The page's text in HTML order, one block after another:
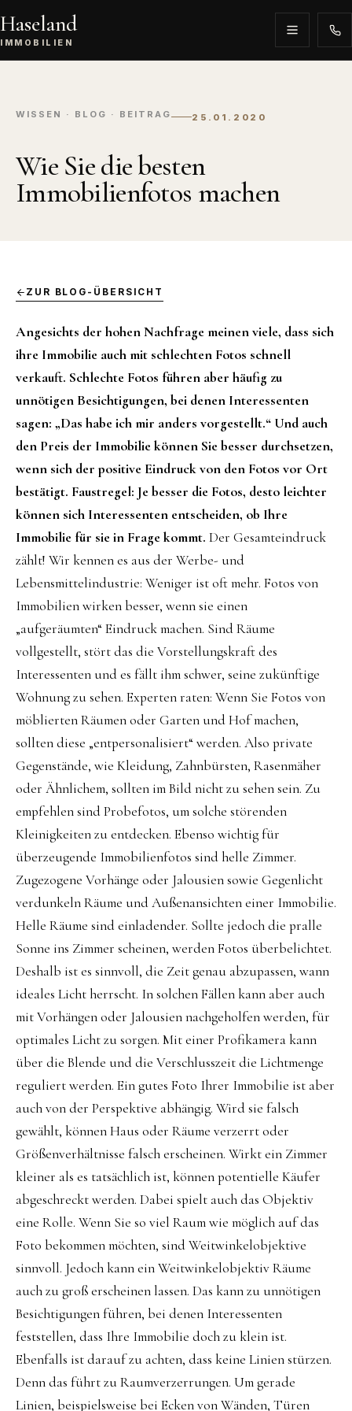
Haseland
IMMOBILIEN
WISSEN · BLOG · BEITRAG 25.01.2020
Wie Sie die besten
Immobilienfotos machen
ZUR BLOG-ÜBERSICHT
Angesichts der hohen Nachfrage meinen viele, dass sich
ihre Immobilie auch mit schlechten Fotos schnell
verkauft. Schlechte Fotos führen aber häufig zu
unnötigen Besichtigungen, bei denen Interessenten
sagen: „Das habe ich mir anders vorgestellt.“ Und auch
den Preis der Immobilie können Sie besser durchsetzen,
wenn sich der positive Eindruck von den Fotos vor Ort
bestätigt. Faustregel: Je besser die Fotos, desto leichter
können sich Interessenten entscheiden, ob Ihre
Immobilie für sie in Frage kommt. Der Gesamteindruck
zählt! Wir kennen es aus der Werbe- und
Lebensmittelindustrie: Weniger ist oft mehr. Fotos von
Immobilien wirken besser, wenn sie einen
„aufgeräumten“ Eindruck machen. Sind Räume
vollgestellt, stört das die Vorstellungskraft des
Interessenten und es fällt ihm schwer, seine zukünftige
Wohnung zu sehen. Experten raten: Wenn Sie Fotos von
möblierten Räumen oder Garten und Hof machen,
sollten diese „entpersonalisiert“ werden. Also private
Gegenstände, wie Kleidung, Zahnbürsten, Rasenmäher
oder Ähnlichem, sollten im Bild nicht zu sehen sein. Zu
empfehlen sind Probefotos, um solche störenden
Kleinigkeiten zu entdecken. Ebenso wichtig für
überzeugende Immobilienfotos sind helle Zimmer.
Zugezogene Vorhänge oder Jalousien sowie Gegenlicht
verdunkeln Räume und Außenansichten einer Immobilie.
Helle Räume sind einladender. Sollte jedoch die pralle
Sonne ins Zimmer scheinen, werden Fotos überbelichtet.
Deshalb ist es sinnvoll, die Zeit genau abzupassen, wann
ideales Licht herrscht. In solchen Fällen kann aber auch
mit Vorhängen oder Jalousien nachgeholfen werden, für
optimales Licht zu sorgen. Mit einer Profikamera kann
über die Blende und die Verschlusszeit die Lichtmenge
reguliert werden. Ein gutes Foto Ihrer Immobilie ist aber
auch von der Perspektive abhängig. Wird sie falsch
gewählt, können Haus oder Räume verzerrt oder
Größenverhältnisse falsch erscheinen. Wirkt ein Zimmer
kleiner als es tatsächlich ist, können potentielle Käufer
abgeschreckt werden. Dabei spielt auch das Objektiv
eine Rolle. Wenn Sie so viel Raum wie möglich auf das
Foto bekommen möchten, sind Weitwinkelobjektive
sinnvoll. Jedoch kann ein Weitwinkelobjektiv Räume
auch zu groß erscheinen lassen. Das kann zu unnötigen
Besichtigungen führen, bei denen Interessenten
feststellen, dass Ihre Immobilie doch zu klein ist.
Ebenfalls ist darauf zu achten, dass keine Linien stürzen.
Denn das führt zu Raumverzerrungen. Um gerade
Linien, beispielsweise bei Ecken von Wänden, Türen